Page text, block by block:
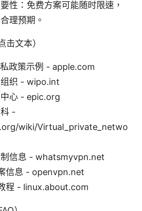
性：免费方案可能随时限速，
理预期。
击文本）
政策示例 - apple.com
织 - wipo.int
心 - epic.org
-
wiki/Virtual_private_netwo
制信息 - whatsmyvpn.net
信息 - openvpn.net
程 - linux.about.com